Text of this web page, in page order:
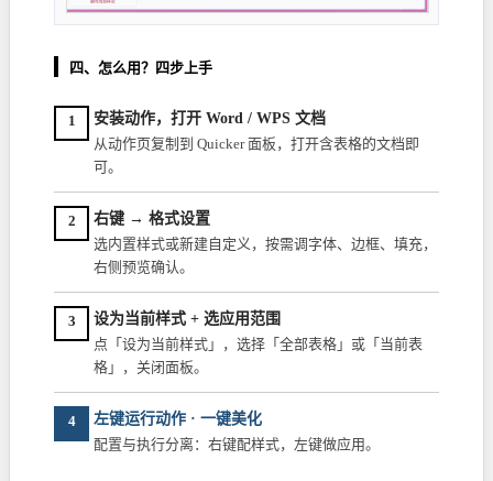
四、怎么用？四步上手
1
安装动作，打开 Word / WPS 文档
从动作页复制到 Quicker 面板，打开含表格的文档即
可。
2
右键 → 格式设置
选内置样式或新建自定义，按需调字体、边框、填充，
右侧预览确认。
3
设为当前样式 + 选应用范围
点「设为当前样式」，选择「全部表格」或「当前表
格」，关闭面板。
4
左键运行动作 · 一键美化
配置与执行分离：右键配样式，左键做应用。